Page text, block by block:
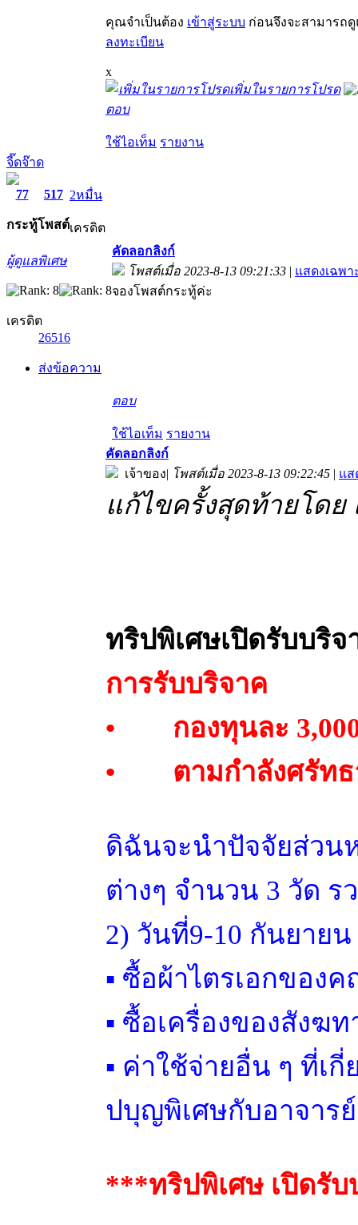
คุณจำเป็นต้อง เข้าสู่ระบบ ก่อนจึงจะสามารถ
ลงทะเบียน
x
เพิ่มในรายการโปรด
ตอบ
ใช้ไอเท็ม รายงาน
จี๊ดจ๊าด
77
กระทู้
517
โพสต์
2หมื่น
เครดิต
ผู้ดูแลพิเศษ
เครดิต
26516
ส่งข้อความ
คัดลอกลิงก์
โพสต์เมื่อ 2023-8-13 09:21:33 | แสดงเฉพ
จองโพสต์กระทู้ค่ะ
ตอบ
ใช้ไอเท็ม รายงาน
คัดลอกลิงก์
เจ้าของ| โพสต์เมื่อ 2023-8-13 09:22:45 | แส
แก้ไขครั้งสุดท้ายโดย
ทริปพิเศษเปิดรับบริ
การรับบริจาค
• กองทุนละ
• ตามกำลังศรัทธ
ดิฉันจะนำปัจจัยส่วน
ต่างๆ จำนวน 3 วัด
2) วันที่9-10 กันยายน
▪ ซื้อผ้าไตรเอกของ
▪ ซื้อเครื่องของสังฆ
▪ ค่าใช้จ่ายอื่น ๆ ที่เ
ปบุญพิเศษกับอาจาร
***ทริปพิเศษ เปิดรั